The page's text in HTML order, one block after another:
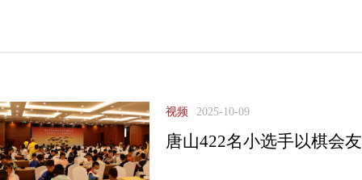
视频 2025-10-09
唐山422名小选手以棋会